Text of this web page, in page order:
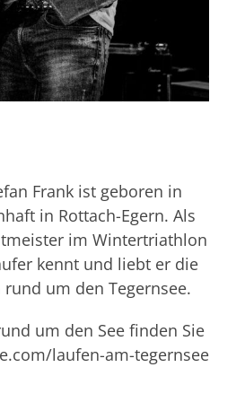
Frank ist geboren in
in Rottach-Egern. Als
im Wintertriathlon
kennt und liebt er die
um den Tegernsee.
um den See finden Sie
laufen-am-tegernsee